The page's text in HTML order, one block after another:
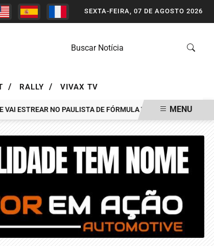
SEXTA-FEIRA, 07 DE AGOSTO 2026
/ RALLY / VIVAX TV
NO PAULISTA DE FÓRMULA VEE EM INTERLAGOS
MENU